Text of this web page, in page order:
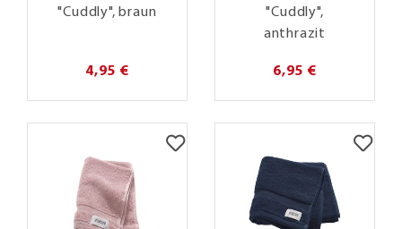
"Cuddly", braun
4,95 €
"Cuddly",
anthrazit
6,95 €